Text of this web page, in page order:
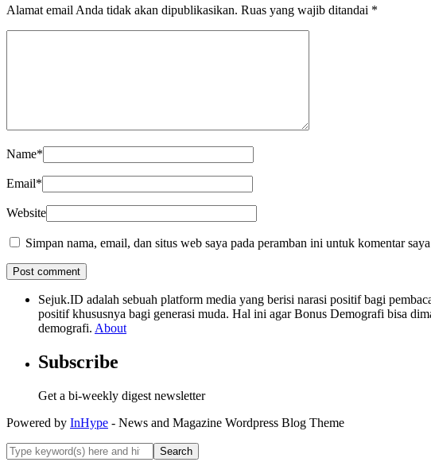
Alamat email Anda tidak akan dipublikasikan. Ruas yang wajib ditandai *
Name*
Email*
Website
Simpan nama, email, dan situs web saya pada peramban ini untuk komentar
Sejuk.ID adalah sebuah platform media yang berisi narasi positif bagi
positif khususnya bagi generasi muda. Hal ini agar Bonus Demografi bisa
demografi. About
Subscribe
Get a bi-weekly digest newsletter
Powered by InHype - News and Magazine Wordpress Blog Theme